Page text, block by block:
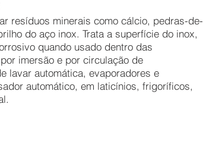
resíduos minerais como cálcio, pedras-de-
do aço inox. Trata a superfície do inox,
quando usado dentro das
imersão e por circulação de
lavar automática, evaporadores e
automático, em laticínios, frigoríficos,